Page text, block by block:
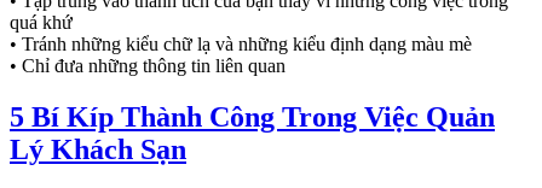
quá khứ
• Tránh những kiểu chữ lạ và những kiểu định dạng màu mè
• Chỉ đưa những thông tin liên quan
5 Bí Kíp Thành Công Trong Việc Quản
Lý Khách Sạn